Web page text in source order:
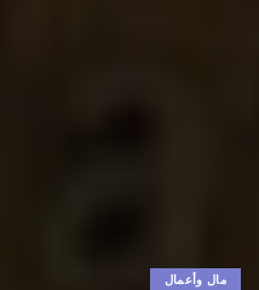
مال وأعمال